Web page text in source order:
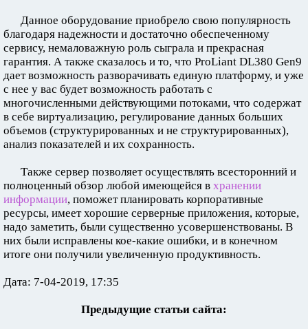
Данное оборудование приобрело свою популярность
благодаря надежности и достаточно обеспеченному
сервису, немаловажную роль сыграла и прекрасная
гарантия. А также сказалось и то, что ProLiant DL380 Gen9
дает возможность разворачивать единую платформу, и уже
с нее у вас будет возможность работать с
многочисленными действующими потоками, что содержат
в себе виртуализацию, регулирование данных больших
объемов (структурированных и не структурированных),
анализ показателей и их сохранность.
Также сервер позволяет осуществлять всесторонний и
полноценный обзор любой имеющейся в хранении
информации, поможет планировать корпоративные
ресурсы, имеет хорошие серверные приложения, которые,
надо заметить, были существенно усовершенствованы. В
них были исправлены кое-какие ошибки, и в конечном
итоге они получили увеличенную продуктивность.
Дата: 7-04-2019, 17:35
Предыдущие статьи сайта: